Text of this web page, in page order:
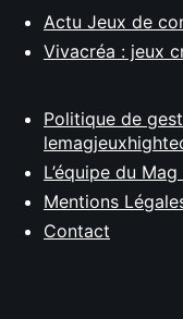
Actu Jeux de
Vivacréa : jeux
Politique de
L’équipe du
Mentions
Contact